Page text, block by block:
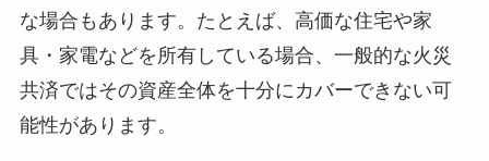
な場合もあります。たとえば、高価な住宅や家
具・家電などを所有している場合、一般的な火災
共済ではその資産全体を十分にカバーできない可
能性があります。